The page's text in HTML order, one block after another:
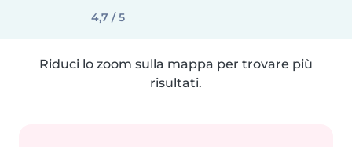
4,7 / 5
Riduci lo zoom sulla mappa per trovare più
risultati.